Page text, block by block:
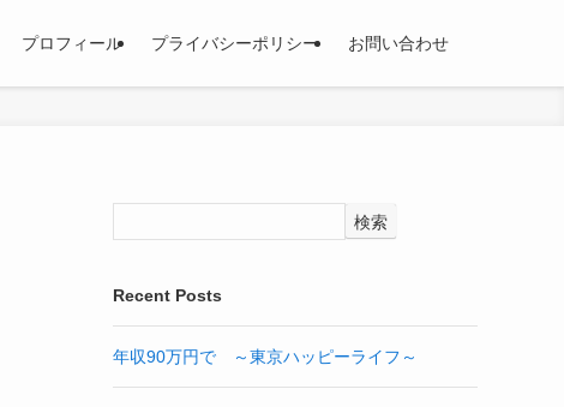
プロフィール プライバシーポリシー お問い合わせ
検索
Recent Posts
年収90万円で ～東京ハッピーライフ～